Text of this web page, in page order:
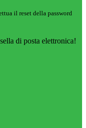
il reset della password
di posta elettronica!